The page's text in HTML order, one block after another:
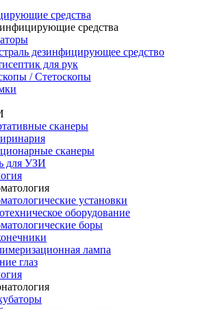
средства
средства
дезинфицирующее средство
для рук
/ Стетоскопы
сканеры
сканеры
для УЗИ
установки
оборудование
боры
лампа
глаз